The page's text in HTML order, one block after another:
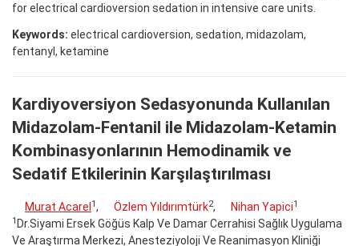
for electrical cardioversion sedation in intensive care units.
Keywords: electrical cardioversion, sedation, midazolam,
fentanyl, ketamine
Kardiyoversiyon Sedasyonunda Kullanılan
Midazolam-Fentanil ile Midazolam-Ketamin
Kombinasyonlarının Hemodinamik ve
Sedatif Etkilerinin Karşılaştırılması
Murat Acarel 1, Özlem Yıldırımtürk2, Nihan Yapici1
1 Dr.Siyami Ersek Göğüs Kalp Ve Damar Cerrahisi Sağlık Uygulama
Ve Araştırma Merkezi, Anesteziyoloji Ve Reanimasyon Kliniği